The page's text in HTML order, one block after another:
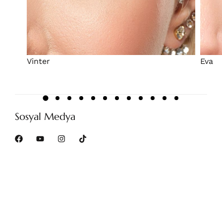
Vinter Eva
Sosyal Medya